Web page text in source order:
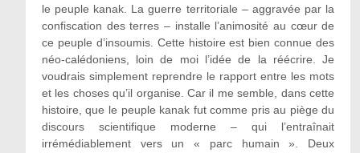
le peuple kanak. La guerre territoriale – aggravée par la
confiscation des terres – installe l’animosité au cœur de
ce peuple d’insoumis. Cette histoire est bien connue des
néo-calédoniens, loin de moi l’idée de la réécrire. Je
voudrais simplement reprendre le rapport entre les mots
et les choses qu’il organise. Car il me semble, dans cette
histoire, que le peuple kanak fut comme pris au piège du
discours scientifique moderne – qui l’entraînait
irrémédiablement vers un « parc humain ». Deux